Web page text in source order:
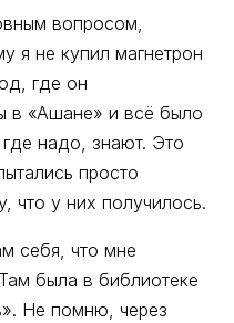
вопросом,
я не купил магнетрон
где он
в «Ашане» и всё было
надо, знают. Это
просто
что у них получилось.
себя, что мне
была в библиотеке
Не помню, через